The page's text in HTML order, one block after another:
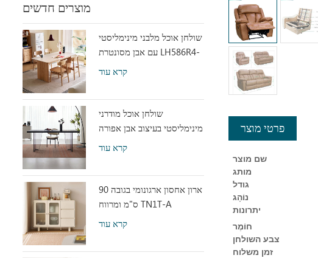
פרטי מוצר
שם מוצר
מותג
גודל
נוֹהָג
יתרונות
חוֹמֶר
צבע השולחן
זמן משלוח
מוצרים חדשים
שולחן אוכל מלבני מינימליסטי
עם אבן מסונטרת LH586R4-
C
קרא עוד
שולחן אוכל מודרני
מינימליסטי בעיצוב אבן אפורה
קרא עוד
ארון אחסון ארגונומי בגובה 90
ס"מ ומרווח TN1T-A
קרא עוד